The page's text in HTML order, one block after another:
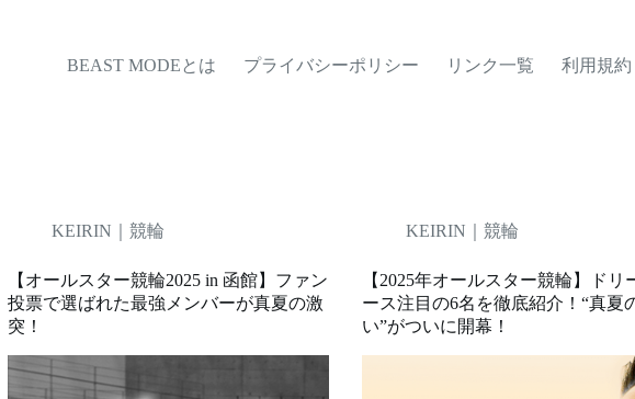
BEAST MODEとは プライバシーポリシー リンク一覧 利用規約
KEIRIN｜競輪
【オールスター競輪2025 in 函館】ファン
投票で選ばれた最強メンバーが真夏の激
突！
KEIRIN｜競輪
【2025年オールスター競輪】ドリ
ース注目の6名を徹底紹介！“真夏
い”がついに開幕！